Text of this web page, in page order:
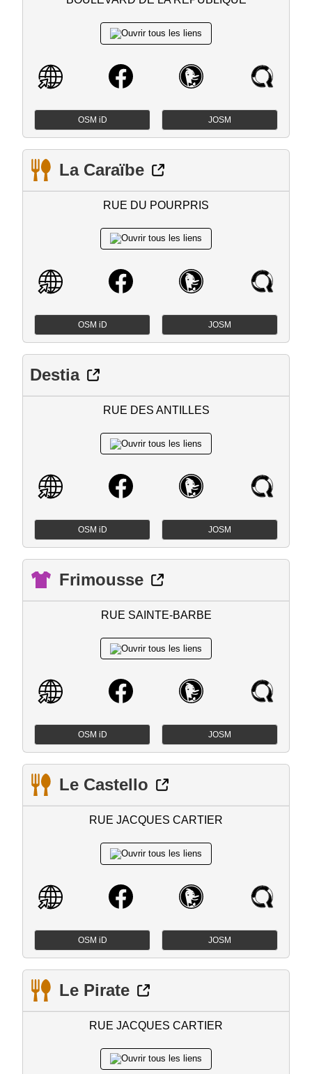
OSM iD JOSM
La Caraïbe
RUE DU POURPRIS
OSM iD JOSM
Destia
RUE DES ANTILLES
OSM iD JOSM
Frimousse
RUE SAINTE-BARBE
OSM iD JOSM
Le Castello
RUE JACQUES CARTIER
OSM iD JOSM
Le Pirate
RUE JACQUES CARTIER